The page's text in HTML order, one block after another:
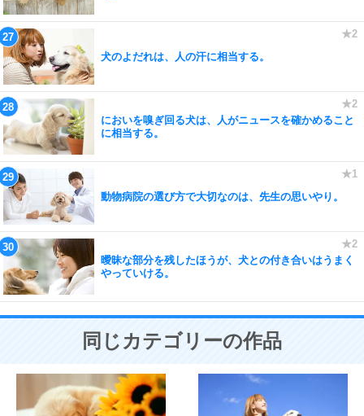
犬のよだれは、人の汗に相当する。
においを嗅ぎ回る犬は、人がニュースを確かめること
に相当する。
動物病院の選び方で大切なのは、先生の思いやり。
曖昧な部分を残したほうが、犬との付き合いはうまく
やっていける。
同じカテゴリーの作品